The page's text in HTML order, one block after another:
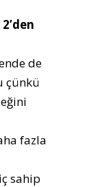
de
çünkü
fazla
sahip